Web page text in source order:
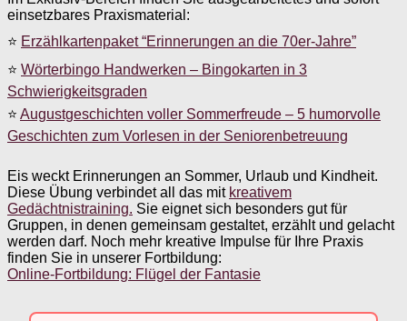
einsetzbares Praxismaterial:
⭐ Erzählkartenpaket “Erinnerungen an die 70er-Jahre”
⭐ Wörterbingo Handwerken – Bingokarten in 3
Schwierigkeitsgraden
⭐ Augustgeschichten voller Sommerfreude – 5 humorvolle
Geschichten zum Vorlesen in der Seniorenbetreuung
Eis weckt Erinnerungen an Sommer, Urlaub und Kindheit.
Diese Übung verbindet all das mit kreativem
Gedächtnistraining. Sie eignet sich besonders gut für
Gruppen, in denen gemeinsam gestaltet, erzählt und gelacht
werden darf. Noch mehr kreative Impulse für Ihre Praxis
finden Sie in unserer Fortbildung:
Online-Fortbildung: Flügel der Fantasie